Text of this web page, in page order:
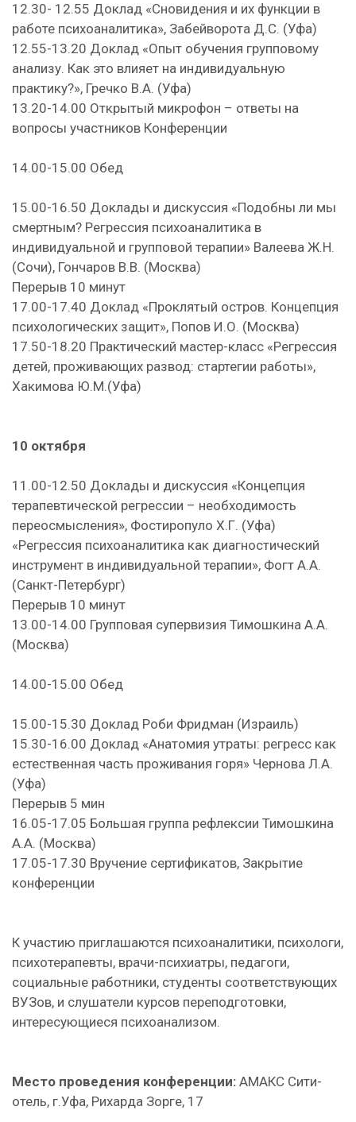
12.30- 12.55 Доклад «Сновидения и их функции в
работе психоаналитика», Забейворота Д.С. (Уфа)
12.55-13.20 Доклад «Опыт обучения групповому
анализу. Как это влияет на индивидуальную
практику?», Гречко В.А. (Уфа)
13.20-14.00 Открытый микрофон – ответы на
вопросы участников Конференции
14.00-15.00 Обед
15.00-16.50 Доклады и дискуссия «Подобны ли мы
смертным? Регрессия психоаналитика в
индивидуальной и групповой терапии» Валеева Ж.Н.
(Сочи), Гончаров В.В. (Москва)
Перерыв 10 минут
17.00-17.40 Доклад «Проклятый остров. Концепция
психологических защит», Попов И.О. (Москва)
17.50-18.20 Практический мастер-класс «Регрессия
детей, проживающих развод: стартегии работы»,
Хакимова Ю.М.(Уфа)
10 октября
11.00-12.50 Доклады и дискуссия «Концепция
терапевтической регрессии – необходимость
переосмысления», Фостиропуло Х.Г. (Уфа)
«Регрессия психоаналитика как диагностический
инструмент в индивидуальной терапии», Фогт А.А.
(Санкт-Петербург)
Перерыв 10 минут
13.00-14.00 Групповая супервизия Тимошкина А.А.
(Москва)
14.00-15.00 Обед
15.00-15.30 Доклад Роби Фридман (Израиль)
15.30-16.00 Доклад «Анатомия утраты: регресс как
естественная часть проживания горя» Чернова Л.А.
(Уфа)
Перерыв 5 мин
16.05-17.05 Большая группа рефлексии Тимошкина
А.А. (Москва)
17.05-17.30 Вручение сертификатов, Закрытие
конференции
К участию приглашаются психоаналитики, психологи,
психотерапевты, врачи-психиатры, педагоги,
социальные работники, студенты соответствующих
ВУЗов, и слушатели курсов переподготовки,
интересующиеся психоанализом.
Место проведения конференции: АМАКС Сити-
отель, г.Уфа, Рихарда Зорге, 17